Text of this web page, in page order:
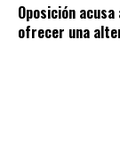
Oposición
ofrecer una